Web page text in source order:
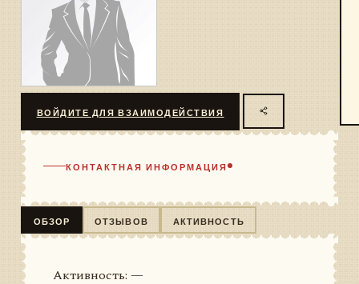
ВОЙДИТЕ ДЛЯ ВЗАИМОДЕЙСТВИЯ
КОНТАКТНАЯ ИНФОРМАЦИЯ
ОБЗОР ОТЗЫВОВ АКТИВНОСТЬ
Активность: —